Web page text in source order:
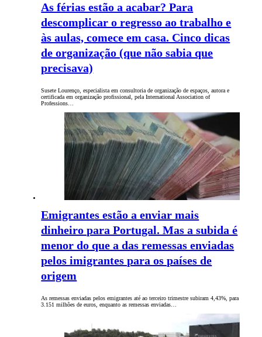
As férias estão a acabar? Para
descomplicar o regresso ao trabalho e
às aulas, comece em casa. Cinco dicas
de organização (que não sabia que
precisava)
Susete Lourenço, especialista em consultoria de organização de espaços, autora e
certificada em organização profissional, pela International Association of
Professions…
Emigrantes estão a enviar mais
dinheiro para Portugal. Mas a subida é
menor do que a das remessas enviadas
pelos imigrantes para os países de
origem
As remessas enviadas pelos emigrantes até ao terceiro trimestre subiram 4,43%, para
3.151 milhões de euros, enquanto as remessas enviadas…